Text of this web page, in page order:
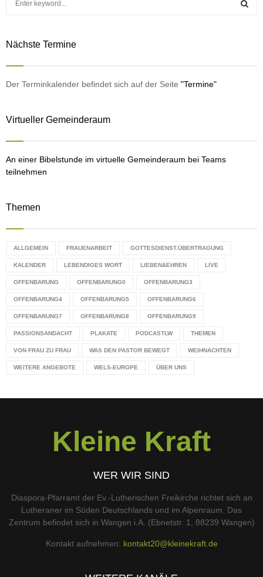
c
o
Nächste Termine
Der Terminkalender befindet sich auf der Seite "Termine"
Virtueller Gemeinderaum
An einer Bibelstunde im virtuelle Gemeinderaum bei Teams
teilnehmen
Themen
ALLGEMEIN FRAUENARBEIT GOTTESDIENST.ÜBERTRAGUNG
KALENDER LEBENDIGES WORT LIEBEN&EHREN LIVE
OFFENBARUNG OFFENBARUNG0 OFFENBARUNG3
OFFENBARUNG4 OFFENBARUNG5 OFFENBARUNG6
OFFENBARUNG7 OFFENBARUNG8 OFFENBARUNG9
PASSIONSANDACHT PLAKATE PODCASTLW THEMEN
VON FRAU ZU FRAU WAS DEN PASTOR BEWEGT WEIHNACHTEN
WEITERE ANGEBOTE WELS-EUROPE ÜBER UNS
Kleine Kraft
WER WIR SIND
Diaspora-Pfarramt der Ev.-Lutherischen Freikirche richtet sich an
Lutheraner im Süden Deutschlands und im Alpenraum. Das
Zentrum befindet sich in Wangen i.A. (Ebnetstr. 1, 88239 Wangen)
Kontakt aufnehmen: kontakt20@kleinekraft.de